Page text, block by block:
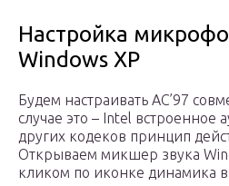
Настройка
Windows XP
Будем настраивать AC’97
случае это – Intel встроенное
других кодеков принцип
Открываем микшер звука
кликом по иконке динамика